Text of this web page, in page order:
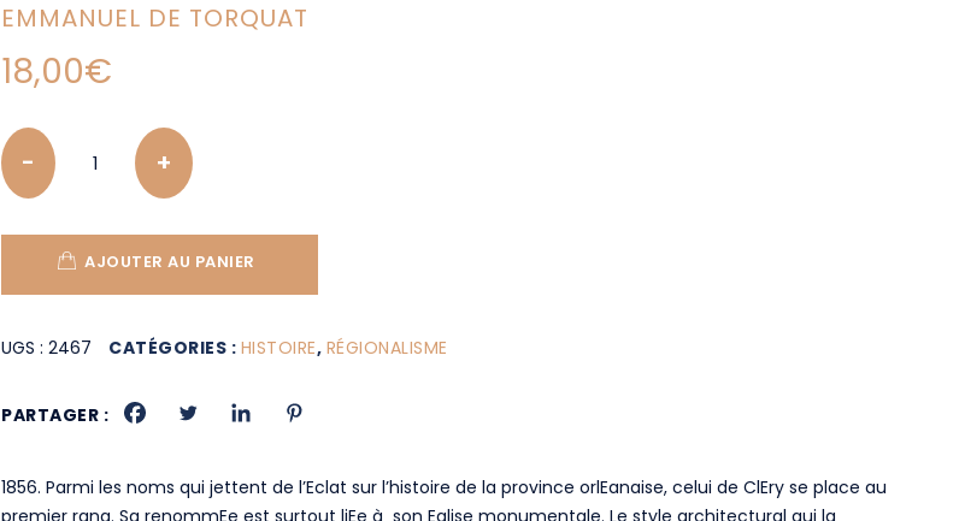
EMMANUEL DE TORQUAT
18,00€
Quantity
AJOUTER AU PANIER
UGS :2467 CATÉGORIES : HISTOIRE, RÉGIONALISME
PARTAGER :
1856. Parmi les noms qui jettent de l’Eclat sur l’histoire de la province orlEanaise, celui de ClEry se place au
premier rang. Sa renommEe est surtout liEe à son Eglise monumentale. Le style architectural qui la